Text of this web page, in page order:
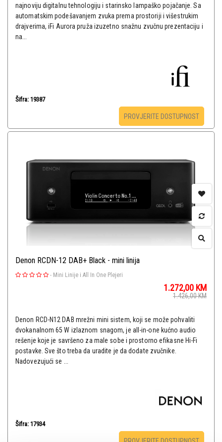
najnoviju digitalnu tehnologiju i starinsko lampaško pojačanje. Sa
automatskim podešavanjem zvuka prema prostoriji i višestrukim
drajverima, iFi Aurora pruža izuzetno snažnu zvučnu prezentaciju i
na...
Šifra: 19387
PROVJERITE DOSTUPNOST
Denon RCDN-12 DAB+ Black - mini linija
- Mini Linije i All In One Plejeri
1.272,00 KM
1.426,00KM
Denon RCD-N12 DAB mrežni mini sistem, koji se može pohvaliti
dvokanalnom 65 W izlaznom snagom, je all-in-one kućno audio
rešenje koje je savršeno za male sobe i prostorno efikasne Hi-Fi
postavke. Sve što treba da uradite je da dodate zvučnike.
Nadovezujući se ...
Šifra: 17934